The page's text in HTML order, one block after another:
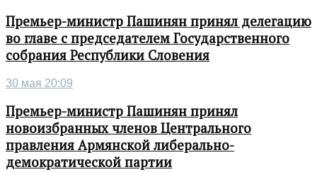
Премьер-министр Пашинян принял делегацию
во главе с председателем Государственного
собрания Республики Словения
30 мая 20:09
Премьер-министр Пашинян принял
новоизбранных членов Центрального
правления Армянской либерально-
демократической партии